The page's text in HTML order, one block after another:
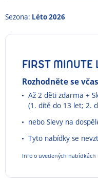
Sezona: Léto 2026
FIRST MINUTE
Rozhodněte se
Až 2 děti zdarma +
(1. dítě do 13 let; 2.
nebo Slevy na
Tyto nabídky se
Info o uvedených nabídkách